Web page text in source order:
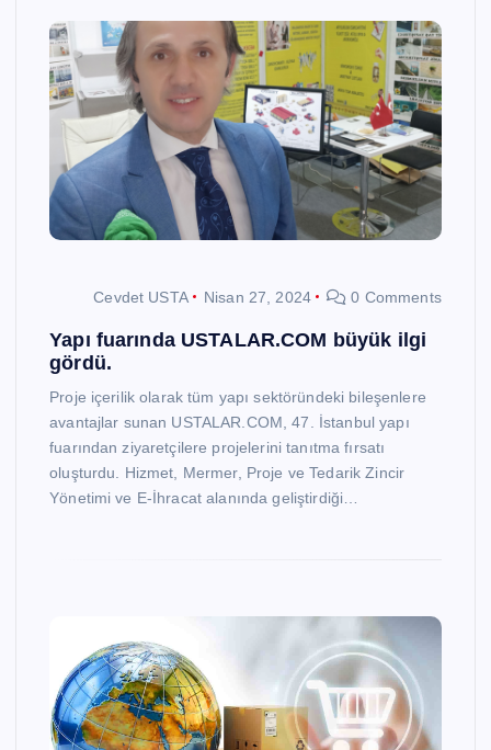
Cevdet USTA Nisan 27, 2024 0 Comments
Yapı fuarında USTALAR.COM büyük ilgi
gördü.
Proje içerilik olarak tüm yapı sektöründeki bileşenlere
avantajlar sunan USTALAR.COM, 47. İstanbul yapı
fuarından ziyaretçilere projelerini tanıtma fırsatı
oluşturdu. Hizmet, Mermer, Proje ve Tedarik Zincir
Yönetimi ve E-İhracat alanında geliştirdiği…